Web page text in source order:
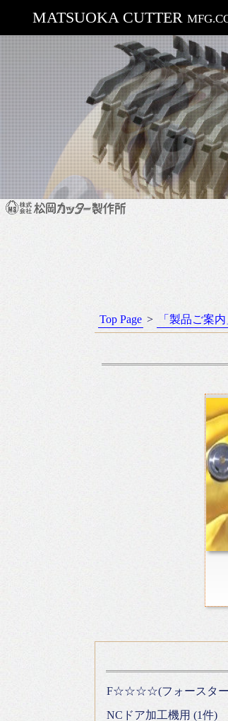
MATSUOKA CUTTER
Top Page > 「製品ご案
F☆☆☆☆(フォースター
NCドア加工機用 (1件)